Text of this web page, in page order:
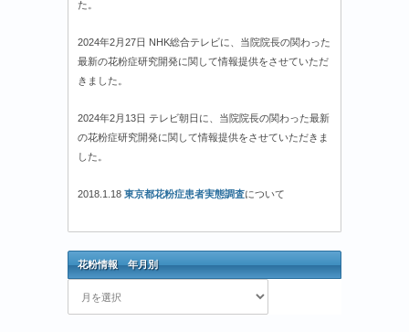
た。
2024年2月27日 NHK総合テレビに、当院院長の関わった
最新の花粉症研究開発に関して情報提供をさせていただ
きました。
2024年2月13日 テレビ朝日に、当院院長の関わった最新
の花粉症研究開発に関して情報提供をさせていただきま
した。
2018.1.18 東京都花粉症患者実態調査について
花粉情報 年月別
花
粉